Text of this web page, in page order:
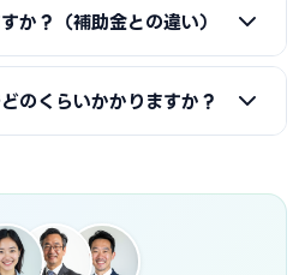
す。創業融資代行はこの作り込
資金繰り表、見積書、自己資金
融資代行はこれらの書類作成・
、面談で説明すべき要点まで準
か？（補助金との違い）
払い」です。審査通過・契約後
のくらいかかりますか？
か月程度が目安です。信用保
と保証協会の二段階審査のた
合があります。創業スケジュール